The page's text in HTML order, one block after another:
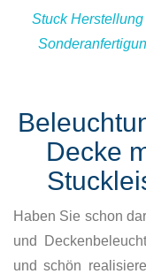
Stuck
Decke
Haben Sie schon
und
und schön